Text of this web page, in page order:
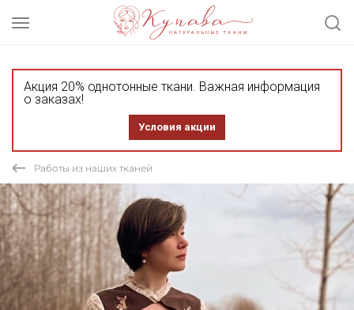
Акция 20% однотонные ткани. Важная информация
о заказах!
Условия акции
Работы из наших тканей